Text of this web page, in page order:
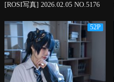
[ROSI写真] 2026.02.05 NO.5176
52P